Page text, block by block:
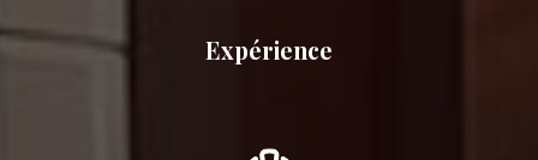
Expérience